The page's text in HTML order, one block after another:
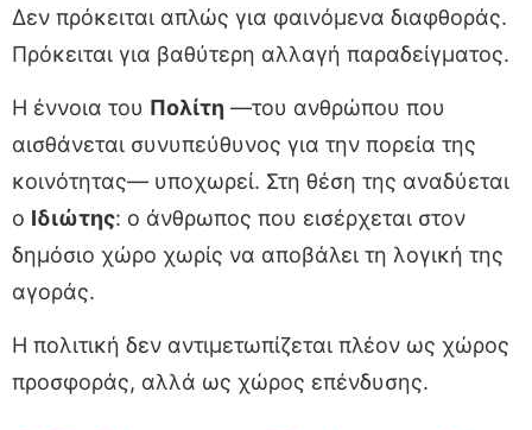
Δεν πρόκειται απλώς για φαινόμενα διαφθοράς.
Πρόκειται για βαθύτερη αλλαγή παραδείγματος.
Η έννοια του Πολίτη —του ανθρώπου που
αισθάνεται συνυπεύθυνος για την πορεία της
κοινότητας— υποχωρεί. Στη θέση της αναδύεται
ο Ιδιώτης: ο άνθρωπος που εισέρχεται στον
δημόσιο χώρο χωρίς να αποβάλει τη λογική της
αγοράς.
Η πολιτική δεν αντιμετωπίζεται πλέον ως χώρος
προσφοράς, αλλά ως χώρος επένδυσης.